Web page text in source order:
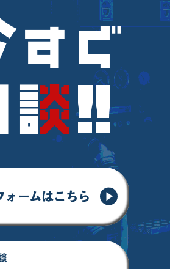
すぐ
談‼︎
ォームはこちら